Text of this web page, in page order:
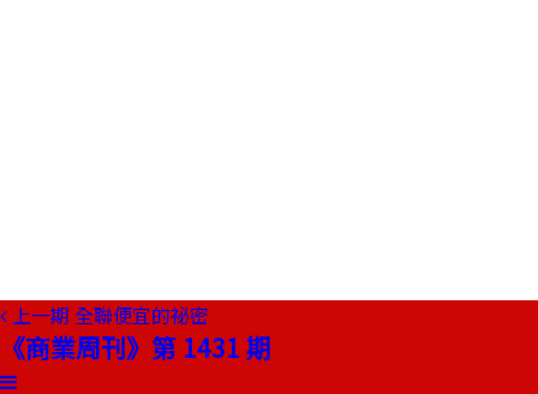
上一期 全聯便宜的祕密
《商業周刊》第 1431 期